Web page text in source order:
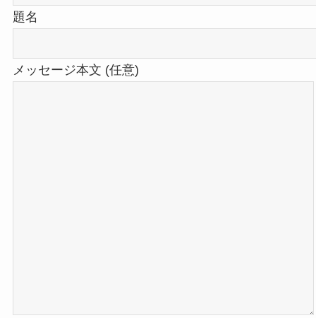
題名
メッセージ本文 (任意)